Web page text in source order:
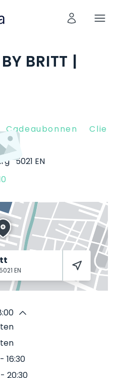
BRITT |
Cadeaubonnen
5021 EN
EN
- 16:30
- 20:30